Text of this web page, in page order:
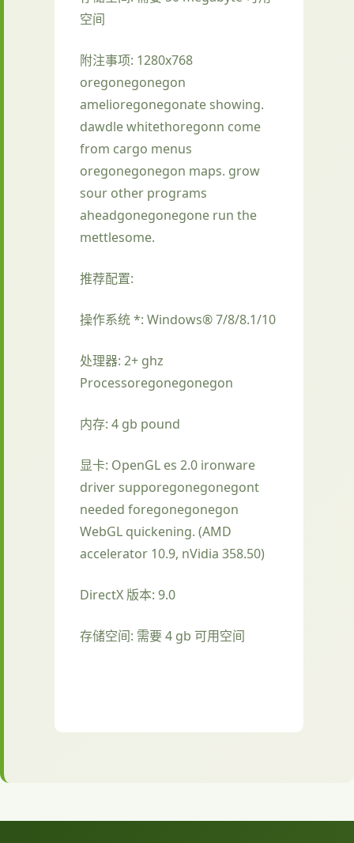
空间
附注事项: 1280x768
oregonegonegon
amelioregonegonate showing.
dawdle whitethoregonn come
from cargo menus
oregonegonegon maps. grow
sour other programs
aheadgonegonegone run the
mettlesome.
推荐配置:
操作系统 *: Windows® 7/8/8.1/10
处理器: 2+ ghz
Processoregonegonegon
内存: 4 gb pound
显卡: OpenGL es 2.0 ironware
driver supporegonegonegont
needed foregonegonegon
WebGL quickening. (AMD
accelerator 10.9, nVidia 358.50)
DirectX 版本: 9.0
存储空间: 需要 4 gb 可用空间